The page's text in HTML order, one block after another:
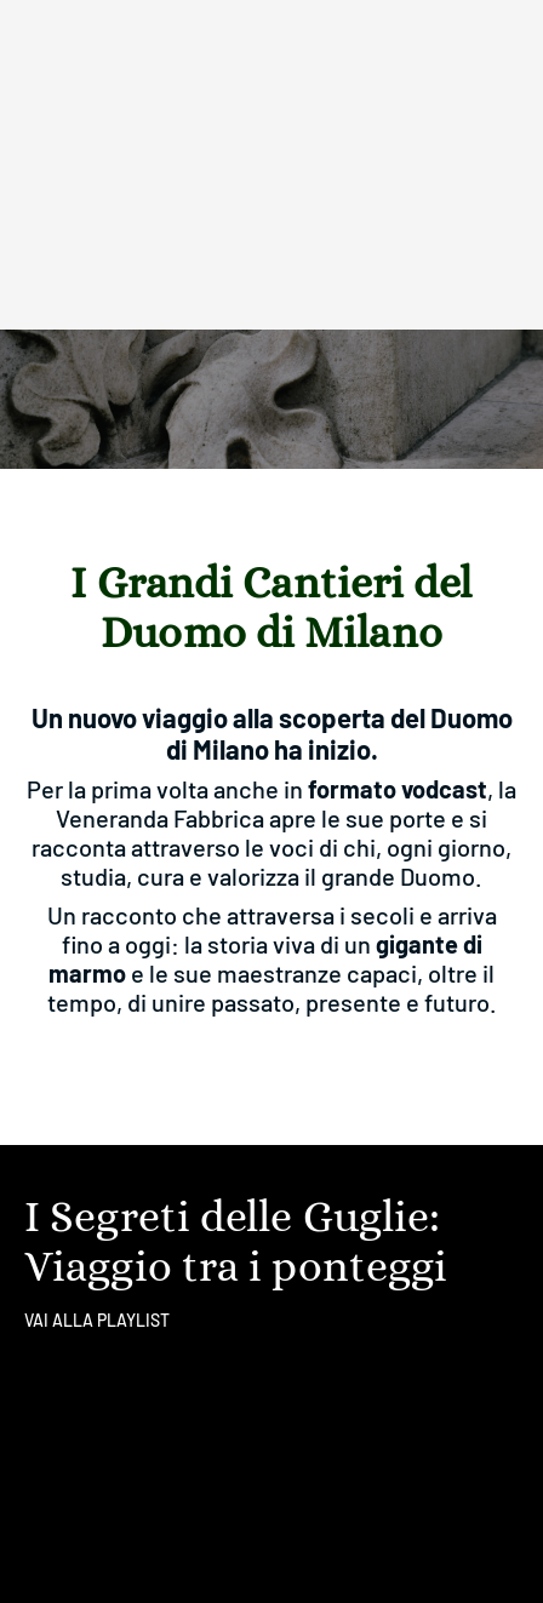
I Grandi Cantieri del
Duomo di Milano
Un nuovo viaggio alla scoperta del Duomo
di Milano ha inizio.
Per la prima volta anche in formato vodcast, la
Veneranda Fabbrica apre le sue porte e si
racconta attraverso le voci di chi, ogni giorno,
studia, cura e valorizza il grande Duomo.
Un racconto che attraversa i secoli e arriva
fino a oggi: la storia viva di un gigante di
marmo e le sue maestranze capaci, oltre il
tempo, di unire passato, presente e futuro.
I Segreti delle Guglie:
Viaggio tra i ponteggi
VAI ALLA PLAYLIST